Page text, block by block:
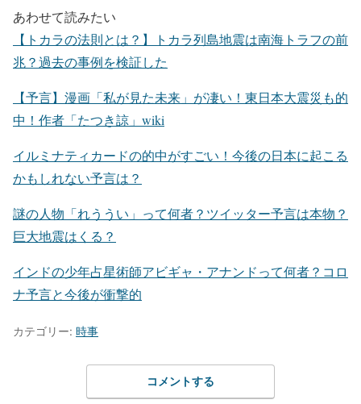
あわせて読みたい
【トカラの法則とは？】トカラ列島地震は南海トラフの前
兆？過去の事例を検証した
【予言】漫画「私が見た未来」が凄い！東日本大震災も的
中！作者「たつき諒」wiki
イルミナティカードの的中がすごい！今後の日本に起こる
かもしれない予言は？
謎の人物「れううい」って何者？ツイッター予言は本物？
巨大地震はくる？
インドの少年占星術師アビギャ・アナンドって何者？コロ
ナ予言と今後が衝撃的
カテゴリー: 時事
コメントする